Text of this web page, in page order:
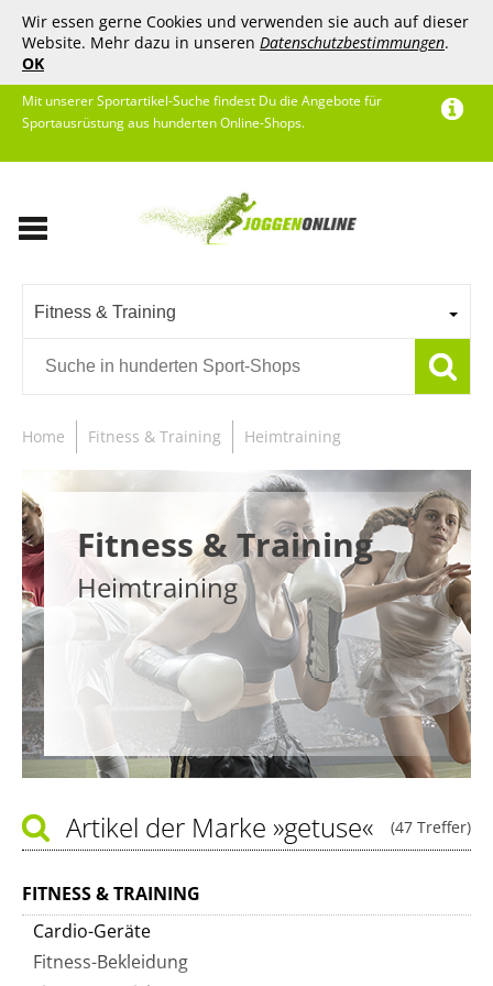
Wir essen gerne Cookies und verwenden sie auch auf dieser
Website. Mehr dazu in unseren Datenschutzbestimmungen.
OK
Mit unserer Sportartikel-Suche findest Du die Angebote für
Sportausrüstung aus hunderten Online-Shops.
Fitness & Training
Home Fitness & Training Heimtraining
Fitness & Training
Heimtraining
(47 Treffer)
Artikel der Marke »getuse«
FITNESS & TRAINING
Cardio-Geräte
Fitness-Bekleidung